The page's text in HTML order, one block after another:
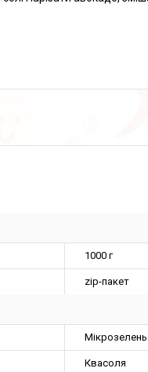
1000 г
zip-пакет
Мікрозелень
Квасоля